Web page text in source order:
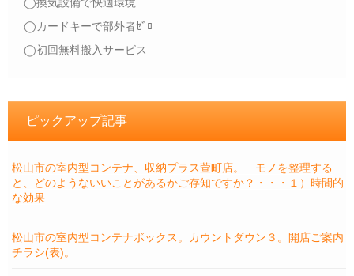
◯換気設備で快適環境
◯カードキーで部外者ｾﾞﾛ
◯初回無料搬入サービス
ピックアップ記事
松山市の室内型コンテナ、収納プラス萱町店。 モノを整理する
と、どのようないいことがあるかご存知ですか？・・・１）時間的
な効果
松山市の室内型コンテナボックス。カウントダウン３。開店ご案内
チラシ(表)。